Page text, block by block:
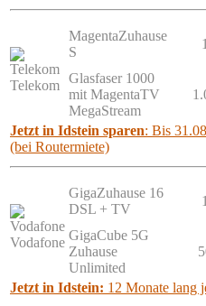
Telekom
MagentaZuhause
S
Glasfaser 1000
mit MagentaTV
MegaStream
Jetzt in Idstein sparen: Bis
(bei Routermiete)
Vodafone
GigaZuhause 16
DSL + TV
GigaCube 5G
Zuhause
Unlimited
Jetzt in Idstein: 12 Monate lang